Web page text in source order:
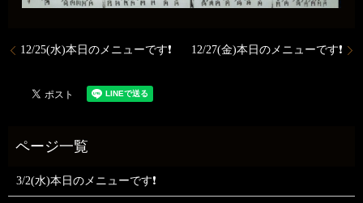
12/25(水)本日のメニューです❗️ 12/27(金)本日のメニューです❗️
3/2(水)本日のメニューです❗